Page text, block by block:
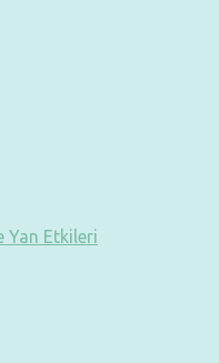
Yan Etkileri